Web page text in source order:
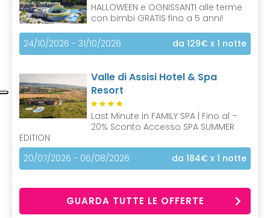
HALLOWEEN e OGNISSANTI alle terme
con bimbi GRATIS fino a 5 anni!
24/10/2026 - 31/10/2026 da 129€ x 1 notte
Valle di Assisi Hotel & Spa
Resort
Last Minute in FAMILY SPA | Fino al –
20% Sconto Accesso SPA SUMMER
EDITION
20/07/2026 - 06/08/2026
da 184€ x 1 notte
GUARDA TUTTE LE OFFERTE